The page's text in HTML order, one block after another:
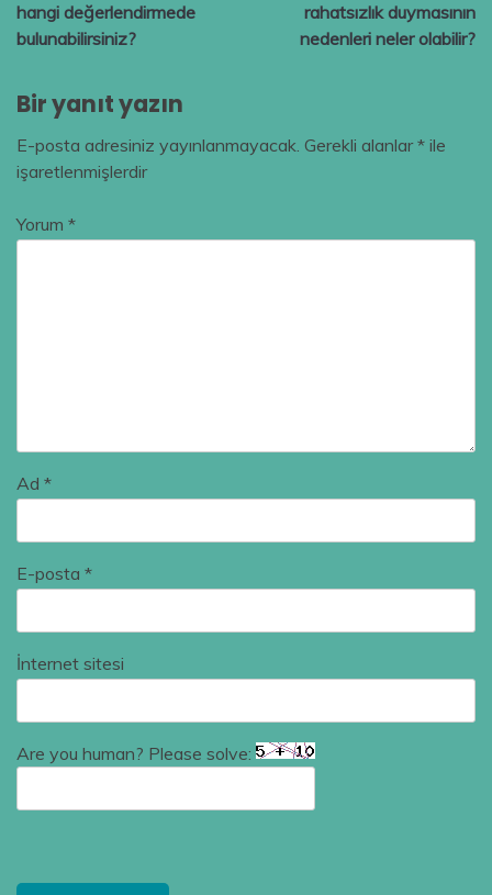
hangi değerlendirmede
bulunabilirsiniz?
rahatsızlık duymasının
nedenleri neler olabilir?
Bir yanıt yazın
E-posta adresiniz yayınlanmayacak. Gerekli alanlar* ile
işaretlenmişlerdir
Yorum *
Ad *
E-posta *
İnternet sitesi
Are you human? Please solve: